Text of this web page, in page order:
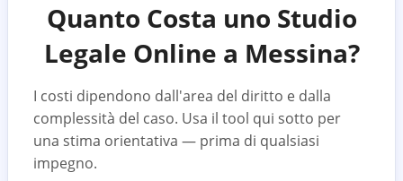
Quanto Costa uno Studio
Legale Online a Messina?
I costi dipendono dall'area del diritto e dalla
complessità del caso. Usa il tool qui sotto per
una stima orientativa — prima di qualsiasi
impegno.